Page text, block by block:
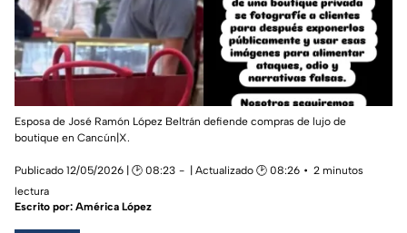
Esposa de José Ramón López Beltrán defiende compras de lujo de
boutique en Cancún|X.
Publicado 12/05/2026 | 🕑 08:23 | Actualizado 🕑 08:26
2 minutos
lectura
Escrito por: América López